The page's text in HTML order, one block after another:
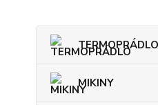
TERMOPRÁDLO
MIKINY